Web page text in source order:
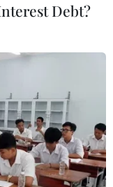
Quốc tăng
bố số liệu cho
thịt lợn trong
kỳ năm 2019.
Debt?